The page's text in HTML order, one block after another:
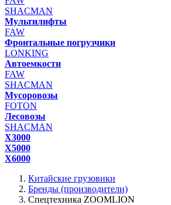
SHACMAN
Мультилифты
FAW
Фронтальные погрузчики
LONKING
Автоемкости
FAW
SHACMAN
Мусоровозы
FOTON
Лесовозы
SHACMAN
X3000
X5000
X6000
Китайские грузовики
Бренды (производители)
Спецтехника ZOOMLION